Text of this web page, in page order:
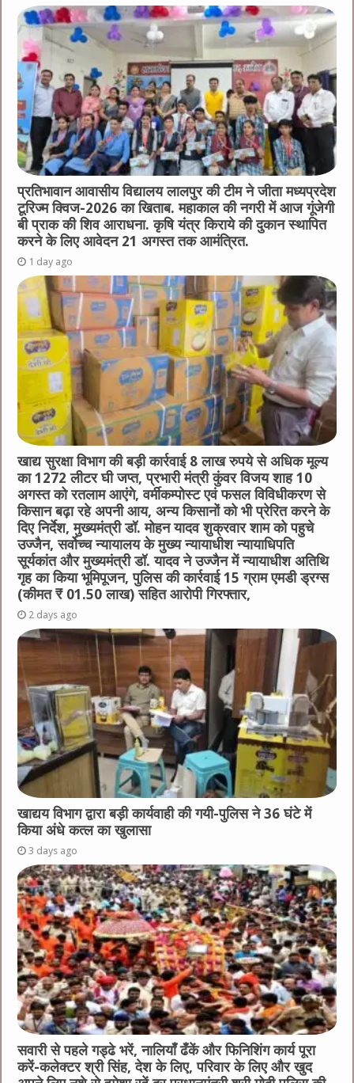
प्रतिभावान आवासीय विद्यालय लालपुर की टीम ने जीता मध्यप्रदेश
टूरिज्म क्विज-2026 का खिताब. महाकाल की नगरी में आज गूंजेगी
बी प्राक की शिव आराधना. कृषि यंत्र किराये की दुकान स्थापित
करने के लिए आवेदन 21 अगस्त तक आमंत्रित.
1 day ago
खाद्य सुरक्षा विभाग की बड़ी कार्रवाई 8 लाख रुपये से अधिक मूल्य
का 1272 लीटर घी जप्त, प्रभारी मंत्री कुंवर विजय शाह 10
अगस्त को रतलाम आएंगे, वर्मीकम्पोस्ट एवं फसल विविधीकरण से
किसान बढ़ा रहे अपनी आय, अन्य किसानों को भी प्रेरित करने के
दिए निर्देश, मुख्यमंत्री डॉ. मोहन यादव शुक्रवार शाम को पहुचे
उज्जैन, सर्वोच्च न्यायालय के मुख्‍य न्‍यायाधीश न्यायाधिपति
सूर्यकांत और मुख्यमंत्री डॉ. यादव ने उज्जैन में न्यायाधीश अतिथि
गृह का किया भूमिपूजन, पुलिस की कार्रवाई 15 ग्राम एमडी ड्रग्स
(कीमत ₹ 01.50 लाख) सहित आरोपी गिरफ्तार,
2 days ago
खाद्यय विभाग द्वारा बड़ी कार्यवाही की गयी-पुलिस ने 36 घंटे में
किया अंधे कत्ल का खुलासा
3 days ago
सवारी से पहले गड्ढे भरें, नालियाँ ढँकें और फिनिशिंग कार्य पूरा
करें-कलेक्टर श्री सिंह, देश के लिए, परिवार के लिए और खुद